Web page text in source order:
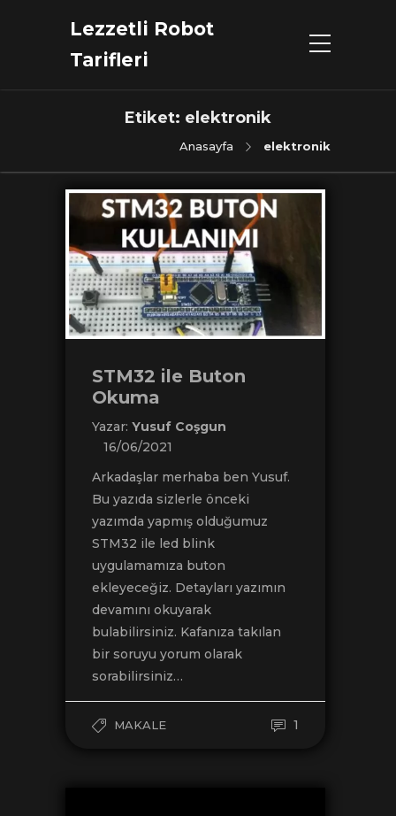
Lezzetli Robot
Tarifleri
Etiket: elektronik
Anasayfa elektronik
STM32 ile Buton
Okuma
Yazar: Yusuf Coşgun
16/06/2021
Arkadaşlar merhaba ben Yusuf.
Bu yazıda sizlerle önceki
yazımda yapmış olduğumuz
STM32 ile led blink
uygulamamıza buton
ekleyeceğiz. Detayları yazımın
devamını okuyarak
bulabilirsiniz. Kafanıza takılan
bir soruyu yorum olarak
sorabilirsiniz…
MAKALE 1